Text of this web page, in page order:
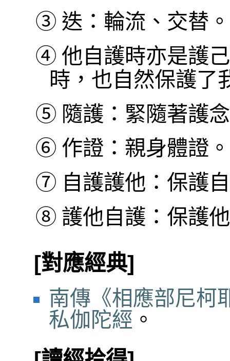
③ 迭：輪流、交替。
④ 他自護時亦是護
時，也自然保護了
⑤ 隨護：緊隨著護
⑥ 作證：親身體證。
⑦ 自護護他：保護
⑧ 護他自護：保護
[對應經典]
南傳《相應部尼柯
私伽陀經 。